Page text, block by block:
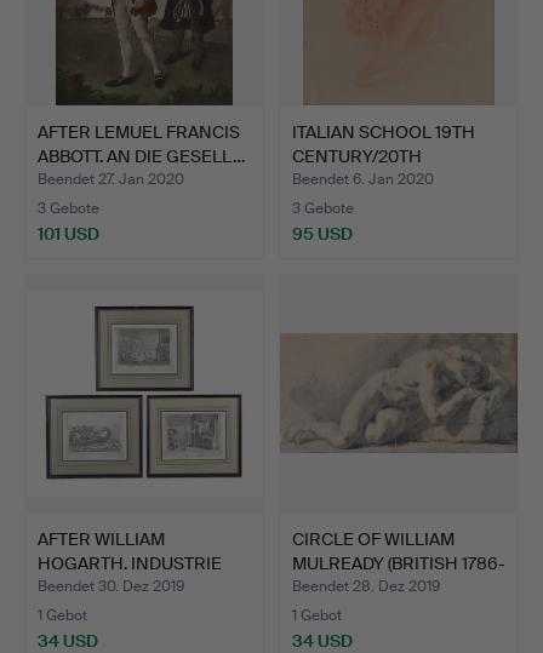
AFTER LEMUEL FRANCIS
ABBOTT. AN DIE GESELL…
Beendet 27. Jan 2020
3 Gebote
101 USD
ITALIAN SCHOOL 19TH
CENTURY/20TH
CENTURY. …
Beendet 6. Jan 2020
3 Gebote
95 USD
AFTER WILLIAM
HOGARTH. INDUSTRIE
UND MÜTIG…
Beendet 30. Dez 2019
1 Gebot
34 USD
CIRCLE OF WILLIAM
MULREADY (BRITISH 1786-
1…
Beendet 28. Dez 2019
1 Gebot
34 USD